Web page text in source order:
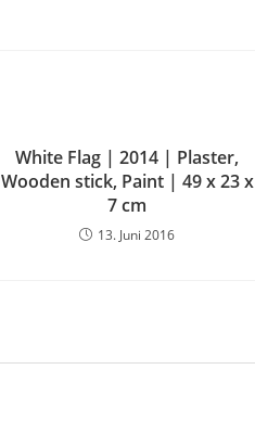
White Flag | 2014 | Plaster,
Wooden stick, Paint | 49 x 23 x
7 cm
13. Juni 2016